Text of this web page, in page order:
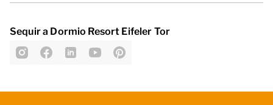
Sequir a Dormio Resort Eifeler Tor